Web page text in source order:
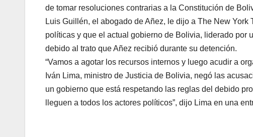
de tomar resoluciones contrarias a la Constitución de
Luis Guillén, el abogado de Añez, le dijo a The New
políticas y que el actual gobierno de Bolivia, liderado
debido al trato que Añez recibió durante su detención.
“Vamos a agotar los recursos internos y luego acudir a
Iván Lima, ministro de Justicia de Bolivia, negó las
un gobierno que está respetando las reglas del debido
lleguen a todos los actores políticos”, dijo Lima en una